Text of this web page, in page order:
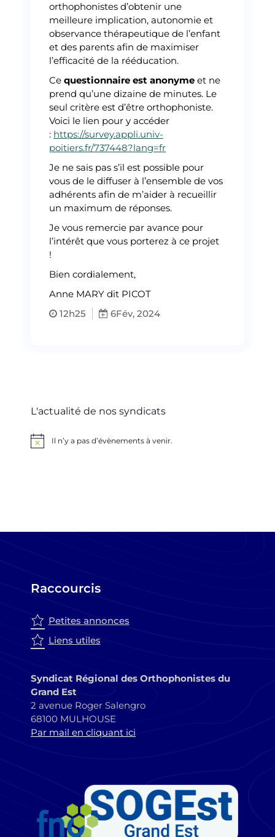
orthophonistes d’obtenir une
meilleure implication, autonomie et
observance thérapeutique de l’enfant
et des parents afin de maximiser
l’efficacité de la rééducation.
Ce questionnaire est anonyme et ne
prend qu’une dizaine de minutes. Le
seul critère est d’être orthophoniste.
Voici le lien pour y accéder
: https://survey.appli.univ-
poitiers.fr/737448?lang=fr
Je ne sais pas s’il est possible pour
vous de le diffuser à l’ensemble de vos
adhérents afin de m’aider à recueillir
un maximum de réponses.
Je vous remercie par avance pour
l’intérêt que vous porterez à ce projet
!
Bien cordialement,
Anne MARY dit PICOT
12h25
6Fév, 2024
L'actualité de nos syndicats
NoticeIl n’y a pas d’évènements à venir.
Raccourcis
Petites annonces
Liens utiles
Syndicat Régional des Orthophonistes du
Grand Est
2 avenue Roger Salengro
68100 MULHOUSE
Par mail en cliquant ici